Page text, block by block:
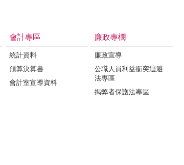
會計專區
統計資料
預算決算書
會計室宣導資料
廉政專欄
廉政宣導
公職人員利益衝突迴避
法專區
揭弊者保護法專區